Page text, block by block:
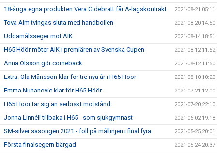
18-åriga egna produkten Vera Gidebratt får A-lagskontrakt 2021-08-21 05:11
Tova Alm tvingas sluta med handbollen 2021-08-20 14:50
Uddamålsseger mot AIK 2021-08-14 18:51
H65 Höör möter AIK i premiären av Svenska Cupen 2021-08-12 11:52
Anna Olsson gör comeback 2021-08-12 11:50
Extra: Ola Månsson klar för tre nya år i H65 Höör 2021-08-10 10:20
Emma Nuhanovic klar för H65 Höör 2021-07-21 12:00
H65 Höör tar sig an serbiskt motstånd 2021-07-20 22:10
Jonna Linnéll tillbaka i H65 - som sjukgymnast 2021-06-02 19:18
SM-silver säsongen 2021 - föll på mållinjen i final fyra 2021-05-25 20:01
Första finalsegern bärgad 2021-05-24 20:37